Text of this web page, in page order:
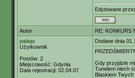
Edytowane
Autor
RE: KONKURS
palaqs
Użytkownik
Postów: 2
Miejscowość: Gdynia
Data rejestracji: 02.04.07
Dodane dnia
Gdy przyjdzie
Tunelem niech
Blaskiem Twych